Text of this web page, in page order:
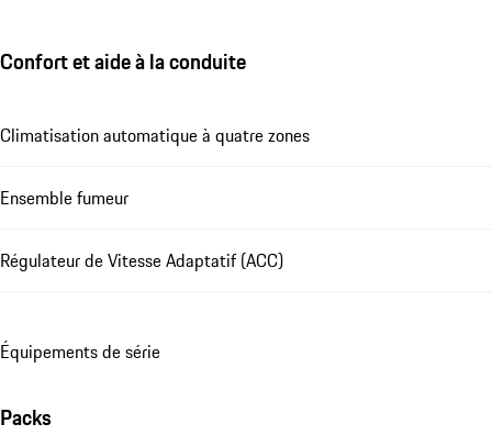
Confort et aide à la conduite
Climatisation automatique à quatre zones
Ensemble fumeur
Régulateur de Vitesse Adaptatif (ACC)
Équipements de série
Packs